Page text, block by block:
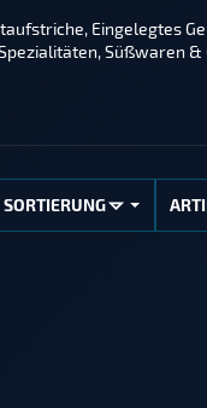
Eingelegtes
Süßwaren &
SORTIERUNG